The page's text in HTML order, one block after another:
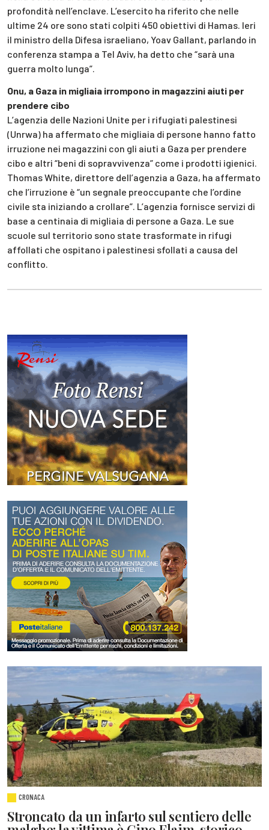
profondità nell’enclave. L’esercito ha riferito che nelle
ultime 24 ore sono stati colpiti 450 obiettivi di Hamas. Ieri
il ministro della Difesa israeliano, Yoav Gallant, parlando in
conferenza stampa a Tel Aviv, ha detto che “sarà una
guerra molto lunga”.
Onu, a Gaza in migliaia irrompono in magazzini aiuti per
prendere cibo
L’agenzia delle Nazioni Unite per i rifugiati palestinesi
(Unrwa) ha affermato che migliaia di persone hanno fatto
irruzione nei magazzini con gli aiuti a Gaza per prendere
cibo e altri “beni di sopravvivenza” come i prodotti igienici.
Thomas White, direttore dell’agenzia a Gaza, ha affermato
che l’irruzione è “un segnale preoccupante che l’ordine
civile sta iniziando a crollare”. L’agenzia fornisce servizi di
base a centinaia di migliaia di persone a Gaza. Le sue
scuole sul territorio sono state trasformate in rifugi
affollati che ospitano i palestinesi sfollati a causa del
conflitto.
CRONACA
Stroncato da un infarto sul sentiero delle